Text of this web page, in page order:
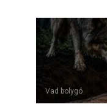
Vad bolygó